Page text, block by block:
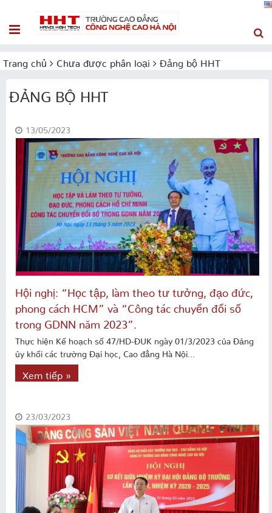
Trang chủ Chưa được phân loại Đảng bộ HHT
ĐẢNG BỘ HHT
13/05/2023
Hội nghị: “Học tập, làm theo tư tưởng, đạo đức,
phong cách HCM” và “Công tác chuyển đổi số
trong GDNN năm 2023”.
Thực hiện Kế hoạch số 47/HD-ĐUK ngày 01/3/2023 của Đảng
ủy khối các trường Đại học, Cao đẳng Hà Nội...
Xem tiếp »
23/03/2023